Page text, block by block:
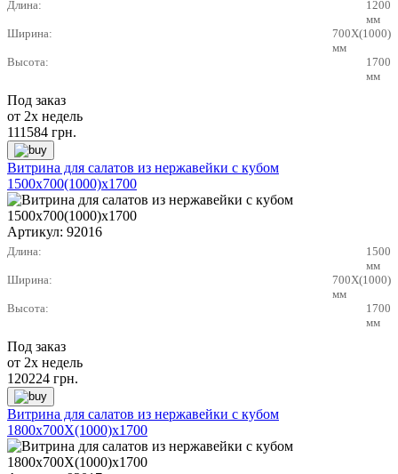
Длина:
1200
мм
Ширина:
700X(1000)
мм
Высота:
1700
мм
Под заказ
от 2х недель
111584 грн.
Витрина для салатов из нержавейки с кубом
1500х700(1000)х1700
Артикул: 92016
Длина:
1500
мм
Ширина:
700X(1000)
мм
Высота:
1700
мм
Под заказ
от 2х недель
120224 грн.
Витрина для салатов из нержавейки с кубом
1800х700X(1000)х1700